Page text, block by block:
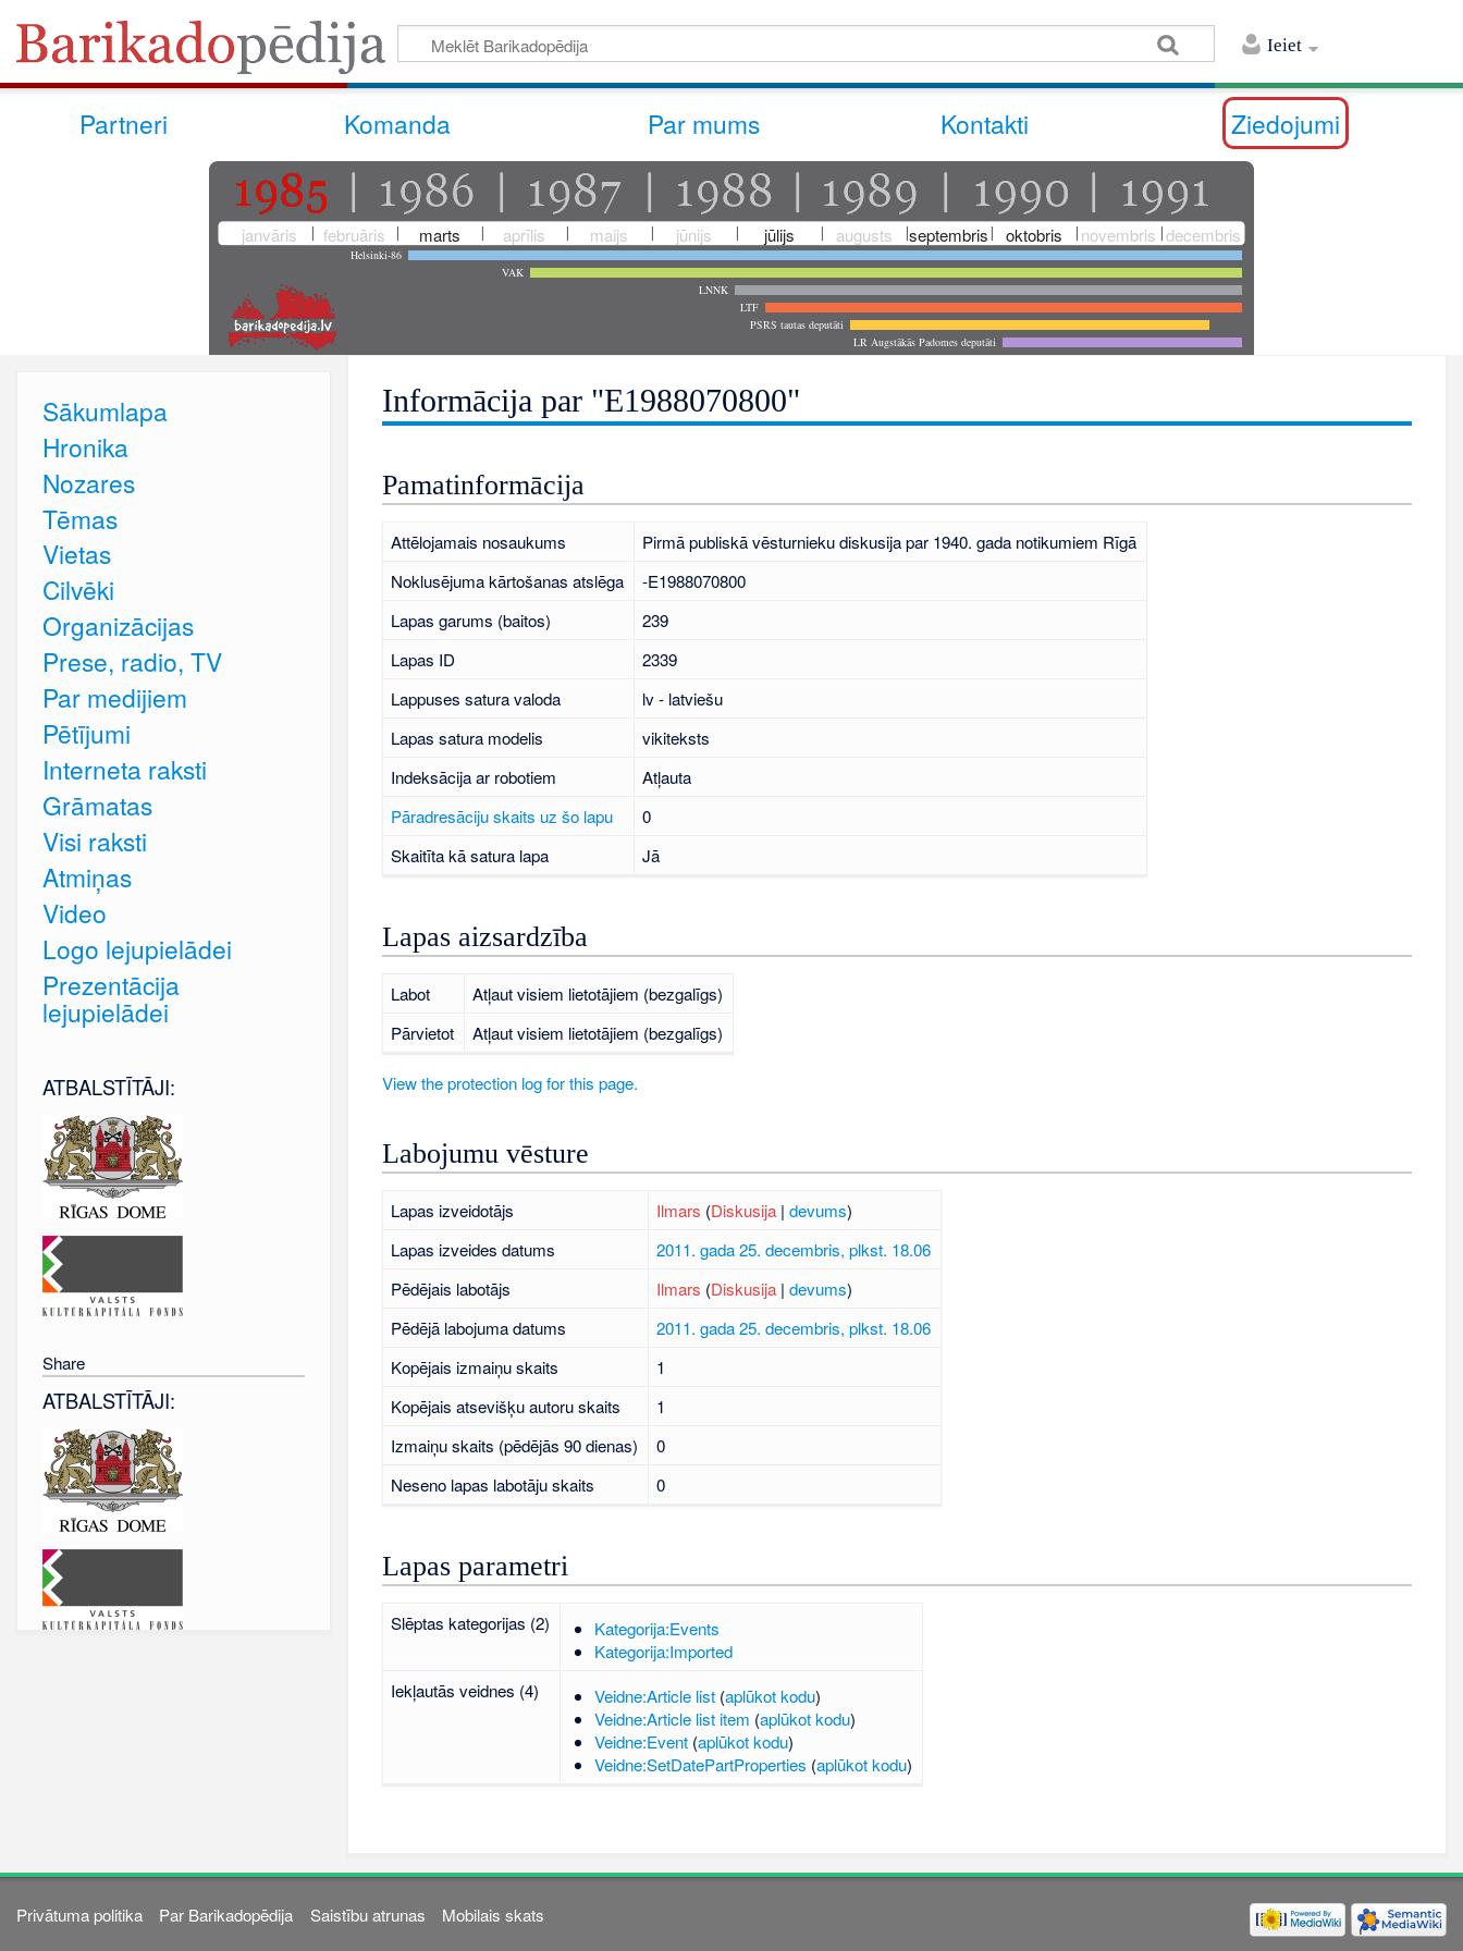
Ieiet
Partneri Komanda Par mums Kontakti Ziedojumi
janvāris februāris marts aprīlis maijs jūnijs jūlijs augusts septembris oktobris novembris decembris
Helsinki-86
VAK
LNNK
LTF
PSRS tautas deputāti
LR Augstākās Padomes deputāti
Informācija par "E1988070800"
Pamatinformācija
Attēlojamais nosaukums
Pirmā publiskā vēsturnieku diskusija par 1940. gada notikumiem Rīgā
Noklusējuma kārtošanas atslēga
-E1988070800
Lapas garums (baitos)
239
Lapas ID
2339
Lappuses satura valoda
lv - latviešu
Lapas satura modelis
vikiteksts
Indeksācija ar robotiem
Atļauta
Pāradresāciju skaits uz šo lapu
0
Skaitīta kā satura lapa
Jā
Lapas aizsardzība
Labot
Atļaut visiem lietotājiem (bezgalīgs)
Pārvietot
Atļaut visiem lietotājiem (bezgalīgs)
View the protection log for this page.
Labojumu vēsture
Lapas izveidotājs Ilmars (Diskusija |devums)
Lapas izveides datums
2011. gada 25. decembris, plkst. 18.06
Pēdējais labotājs
Ilmars (Diskusija |devums)
Pēdējā labojuma datums
2011. gada 25. decembris, plkst. 18.06
Kopējais izmaiņu skaits
1
Kopējais atsevišķu autoru skaits
1
Izmaiņu skaits (pēdējās 90 dienas)
0
Neseno lapas labotāju skaits
0
Lapas parametri
Slēptas kategorijas (2)
Kategorija:Events
Kategorija:Imported
Iekļautās veidnes (4)
Veidne:Article list (aplūkot kodu)
Veidne:Article list item (aplūkot kodu)
Veidne:Event (aplūkot kodu)
Veidne:SetDatePartProperties (aplūkot kodu)
Sākumlapa
Hronika
Nozares
Tēmas
Vietas
Cilvēki
Organizācijas
Prese, radio, TV
Par medijiem
Pētījumi
Interneta raksti
Grāmatas
Visi raksti
Atmiņas
Video
Logo lejupielādei
Prezentācija
lejupielādei
ATBALSTĪTĀJI:
Share
ATBALSTĪTĀJI:
Privātuma politika Par Barikadopēdija Saistību atrunas Mobilais skats